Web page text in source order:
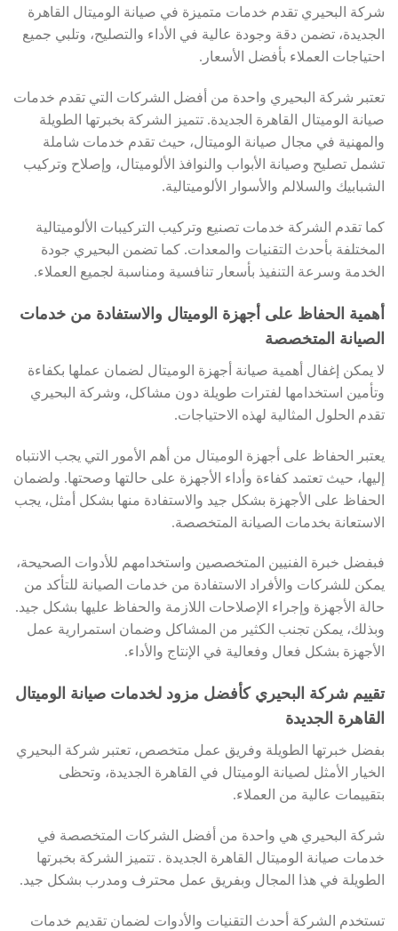
شركة البحيري تقدم خدمات متميزة في صيانة الوميتال القاهرة
الجديدة، تضمن دقة وجودة عالية في الأداء والتصليح، وتلبي جميع
احتياجات العملاء بأفضل الأسعار.
تعتبر شركة البحيري واحدة من أفضل الشركات التي تقدم خدمات
صيانة الوميتال القاهرة الجديدة. تتميز الشركة بخبرتها الطويلة
والمهنية في مجال صيانة الوميتال، حيث تقدم خدمات شاملة
تشمل تصليح وصيانة الأبواب والنوافذ الألوميتال، وإصلاح وتركيب
الشبابيك والسلالم والأسوار الألوميتالية.
كما تقدم الشركة خدمات تصنيع وتركيب التركيبات الألوميتالية
المختلفة بأحدث التقنيات والمعدات. كما تضمن البحيري جودة
الخدمة وسرعة التنفيذ بأسعار تنافسية ومناسبة لجميع العملاء.
أهمية الحفاظ على أجهزة الوميتال والاستفادة من خدمات
الصيانة المتخصصة
لا يمكن إغفال أهمية صيانة أجهزة الوميتال لضمان عملها بكفاءة
وتأمين استخدامها لفترات طويلة دون مشاكل، وشركة البحيري
تقدم الحلول المثالية لهذه الاحتياجات.
يعتبر الحفاظ على أجهزة الوميتال من أهم الأمور التي يجب الانتباه
إليها، حيث تعتمد كفاءة وأداء الأجهزة على حالتها وصحتها. ولضمان
الحفاظ على الأجهزة بشكل جيد والاستفادة منها بشكل أمثل، يجب
الاستعانة بخدمات الصيانة المتخصصة.
فبفضل خبرة الفنيين المتخصصين واستخدامهم للأدوات الصحيحة،
يمكن للشركات والأفراد الاستفادة من خدمات الصيانة للتأكد من
حالة الأجهزة وإجراء الإصلاحات اللازمة والحفاظ عليها بشكل جيد.
وبذلك، يمكن تجنب الكثير من المشاكل وضمان استمرارية عمل
الأجهزة بشكل فعال وفعالية في الإنتاج والأداء.
تقييم شركة البحيري كأفضل مزود لخدمات صيانة الوميتال
القاهرة الجديدة
بفضل خبرتها الطويلة وفريق عمل متخصص، تعتبر شركة البحيري
الخيار الأمثل لصيانة الوميتال في القاهرة الجديدة، وتحظى
بتقييمات عالية من العملاء.
شركة البحيري هي واحدة من أفضل الشركات المتخصصة في
خدمات صيانة الوميتال القاهرة الجديدة . تتميز الشركة بخبرتها
الطويلة في هذا المجال وبفريق عمل محترف ومدرب بشكل جيد.
تستخدم الشركة أحدث التقنيات والأدوات لضمان تقديم خدمات